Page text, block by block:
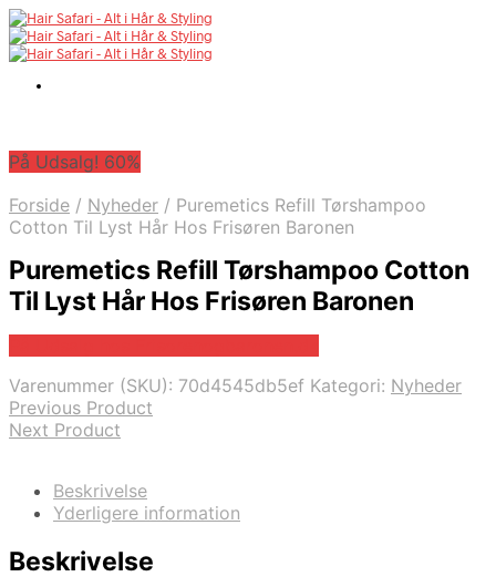
På Udsalg! 60%
Forside / Nyheder / Puremetics Refill Tørshampoo
Cotton Til Lyst Hår Hos Frisøren Baronen
Puremetics Refill Tørshampoo Cotton
Til Lyst Hår Hos Frisøren Baronen
Varenummer (SKU): 70d4545db5ef Kategori: Nyheder
Previous Product
Next Product
Beskrivelse
Yderligere information
Beskrivelse